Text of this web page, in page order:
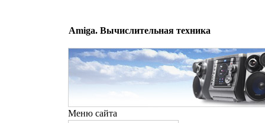
Amiga. Вычислительная техника
Меню сайта